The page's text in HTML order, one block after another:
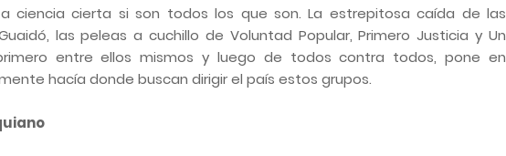
ciencia cierta si son todos los que son. La estrepitosa caída de las
las peleas a cuchillo de Voluntad Popular, Primero Justicia y Un
entre ellos mismos y luego de todos contra todos, pone en
hacía donde buscan dirigir el país estos grupos.